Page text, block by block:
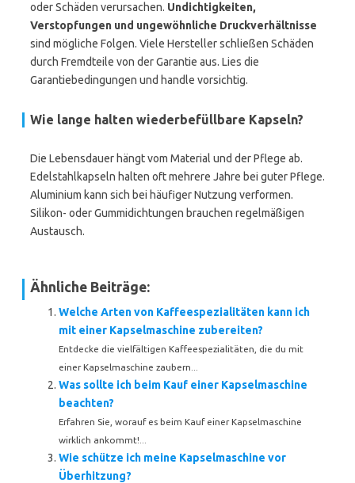
oder Schäden verursachen. Undichtigkeiten,
Verstopfungen und ungewöhnliche Druckverhältnisse
sind mögliche Folgen. Viele Hersteller schließen Schäden
durch Fremdteile von der Garantie aus. Lies die
Garantiebedingungen und handle vorsichtig.
Wie lange halten wiederbefüllbare Kapseln?
Die Lebensdauer hängt vom Material und der Pflege ab.
Edelstahlkapseln halten oft mehrere Jahre bei guter Pflege.
Aluminium kann sich bei häufiger Nutzung verformen.
Silikon- oder Gummidichtungen brauchen regelmäßigen
Austausch.
Ähnliche Beiträge:
Welche Arten von Kaffeespezialitäten kann ich
mit einer Kapselmaschine zubereiten?
Entdecke die vielfältigen Kaffeespezialitäten, die du mit
einer Kapselmaschine zaubern...
Was sollte ich beim Kauf einer Kapselmaschine
beachten?
Erfahren Sie, worauf es beim Kauf einer Kapselmaschine
wirklich ankommt!...
Wie schütze ich meine Kapselmaschine vor
Überhitzung?